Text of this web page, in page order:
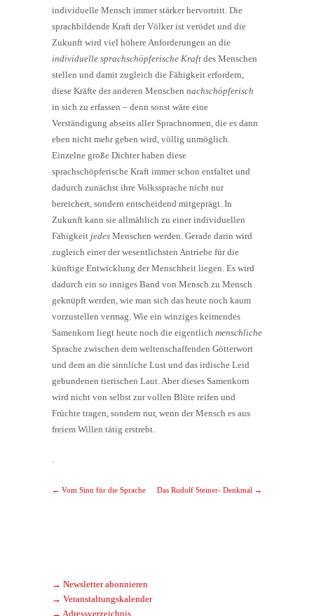
individuelle Mensch immer stärker hervortritt. Die
sprachbildende Kraft der Völker ist verödet und die
Zukunft wird viel höhere Anforderungen an die
individuelle sprachschöpferische Kraft des Menschen
stellen und damit zugleich die Fähigkeit erfordern,
diese Kräfte der anderen Menschen nachschöpferisch
in sich zu erfassen – denn sonst wäre eine
Verständigung abseits aller Sprachnormen, die es dann
eben nicht mehr geben wird, völlig unmöglich.
Einzelne große Dichter haben diese
sprachschöpferische Kraft immer schon entfaltet und
dadurch zunächst ihre Volkssprache nicht nur
bereichert, sondern entscheidend mitgeprägt. In
Zukunft kann sie allmählich zu einer individuellen
Fähigkeit jedes Menschen werden. Gerade darin wird
zugleich einer der wesentlichsten Antriebe für die
künftige Entwicklung der Menschheit liegen. Es wird
dadurch ein so inniges Band von Mensch zu Mensch
geknüpft werden, wie man sich das heute noch kaum
vorzustellen vermag. Wie ein winziges keimendes
Samenkorn liegt heute noch die eigentlich menschliche
Sprache zwischen dem weltenschaffenden Götterwort
und dem an die sinnliche Lust und das irdische Leid
gebundenen tierischen Laut. Aber dieses Samenkorn
wird nicht von selbst zur vollen Blüte reifen und
Früchte tragen, sondern nur, wenn der Mensch es aus
freiem Willen tätig erstrebt.
Post navigation
← Vom Sinn für die Sprache Das Rudolf Steiner- Denkmal →
→ Newsletter abonnieren
→ Veranstaltungskalender
→ Adressverzeichnis